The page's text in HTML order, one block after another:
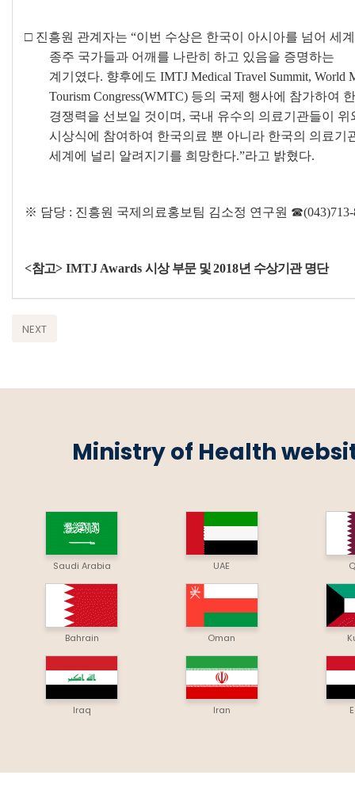
□ 진흥원 관계자는 “이번 수상은 한국이 아시아를 넘어 세
종주 국가들과 어깨를 나란히 하고 있음을 증명하는
계기였다. 향후에도 IMTJ Medical Travel Summit, World
Tourism Congress(WMTC) 등의 국제 행사에 참가하여
경쟁력을 선보일 것이며 , 국내 유수의 의료기관들이 위
시상식에 참여하여 한국의료 뿐 아니라 한국의 의료기
세계에 널리 알려지기를 희망한다.”라고 밝혔다.
※ 담당 : 진흥원 국제의료홍보팀 김소정 연구원 ☎
<참고> IMTJ Awards시상 부문 및2018년 수상기관 명단
NEXT
Ministry of Health
Saudi Arabia UAE
Bahrain Oman
Iraq Iran